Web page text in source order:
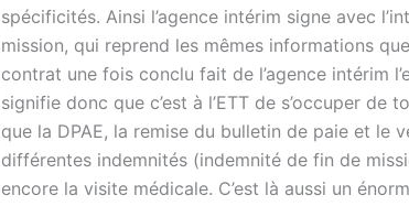
spécificités. Ainsi l’agence intérim signe avec
mission, qui reprend les mêmes informations
contrat une fois conclu fait de l’agence intérim
signifie donc que c’est à l’ETT de s’occuper
que la DPAE, la remise du bulletin de paie et le
différentes indemnités (indemnité de fin de
encore la visite médicale. C’est là aussi un